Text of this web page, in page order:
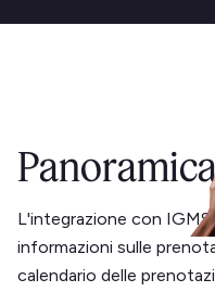
L'integrazione con
informazioni sulle
calendario delle